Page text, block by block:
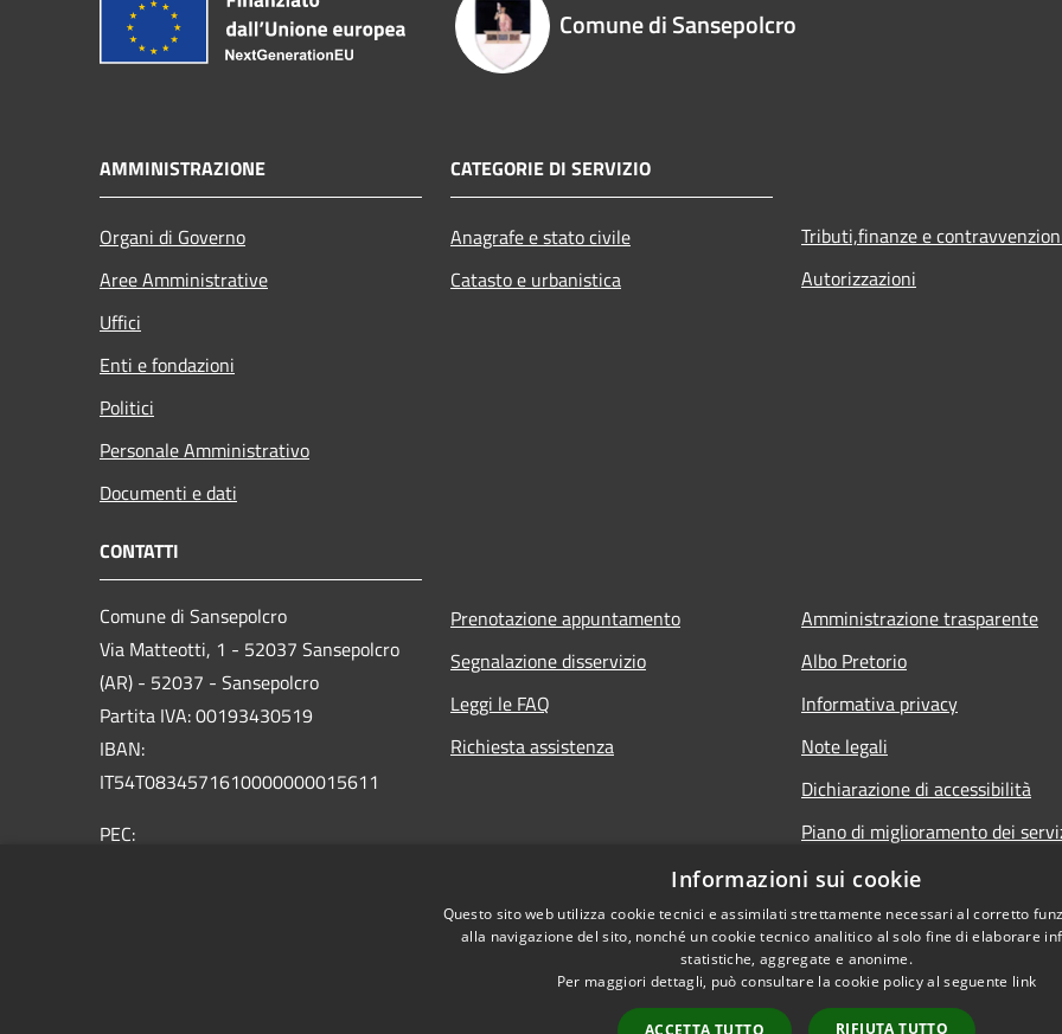
Comune di Sansepolcro
AMMINISTRAZIONE
Organi di Governo
Aree Amministrative
Uffici
Enti e fondazioni
Politici
Personale Amministrativo
Documenti e dati
CATEGORIE DI SERVIZIO
Anagrafe e stato civile
Catasto e urbanistica
Tributi,finanze e
Autorizzazioni
CONTATTI
Comune di Sansepolcro
Via Matteotti, 1 - 52037 Sansepolcro
(AR) - 52037 - Sansepolcro
Partita IVA: 00193430519
IBAN:
IT54T0834571610000000015611
PEC:
Prenotazione appuntamento
Segnalazione disservizio
Leggi le FAQ
Richiesta assistenza
Amministrazione trasparente
Albo Pretorio
Informativa privacy
Note legali
Dichiarazione di accessibilità
Piano di miglioramento dei
Informazioni sui cookie
Questo sito web utilizza cookie tecnici e assimilati strettamente necessari al corretto
alla navigazione del sito, nonché un cookie tecnico analitico al solo fine di elaborare
statistiche, aggregate e anonime.
Per maggiori dettagli, può consultare la cookie policy al seguente link
ACCETTA TUTTO RIFIUTA TUTTO